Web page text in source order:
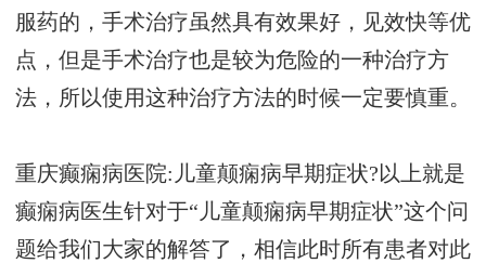
服药的，手术治疗虽然具有效果好，见效快等优
点，但是手术治疗也是较为危险的一种治疗方
法，所以使用这种治疗方法的时候一定要慎重。
重庆癫痫病医院:儿童颠痫病早期症状?以上就是
癫痫病医生针对于“儿童颠痫病早期症状”这个问
题给我们大家的解答了，相信此时所有患者对此